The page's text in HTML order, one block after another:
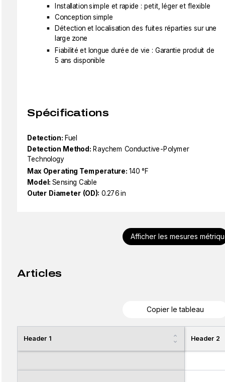
Installation simple et rapide : petit, léger et flexible
Conception simple
Détection et localisation des fuites réparties sur une
large zone
Fiabilité et longue durée de vie : Garantie produit de
5 ans disponible
Spécifications
Detection: Fuel
Detection Method: Raychem Conductive-Polymer
Technology
Max Operating Temperature: 140 °F
Model: Sensing Cable
Outer Diameter (OD): 0.276 in
Afficher les mesures
Articles
Copier le tableau
Header 1 Header 2